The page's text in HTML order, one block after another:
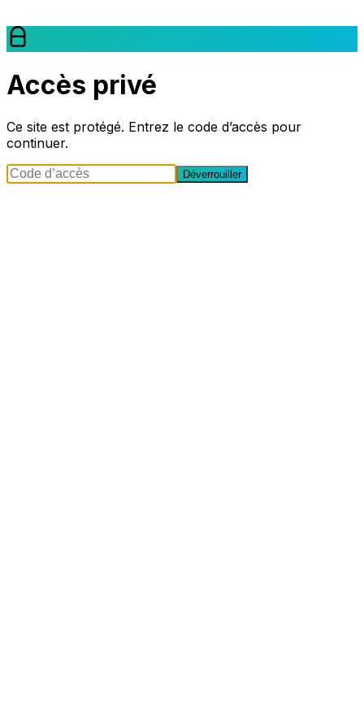
Accès privé
Ce site est protégé. Entrez le code d’accès pour
continuer.
Déverrouiller